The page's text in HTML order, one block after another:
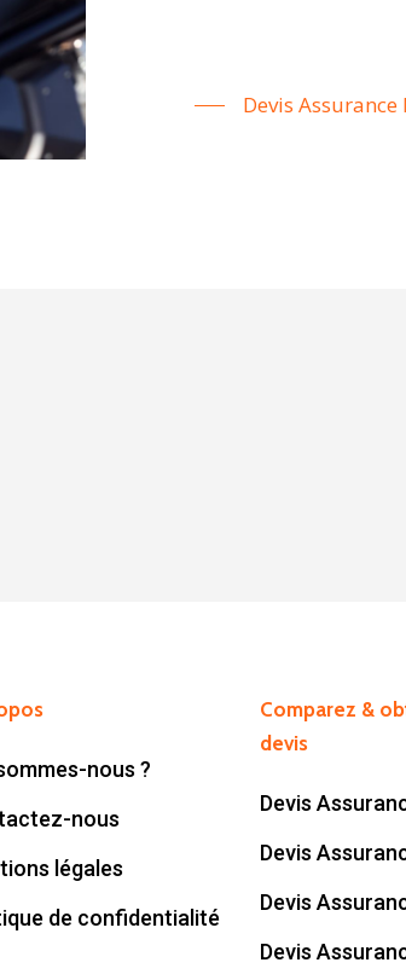
Devis Assurance
nous ?
nous
légales
de confidentialité
Comparez &
devis
Devis
Devis
Devis
Devis